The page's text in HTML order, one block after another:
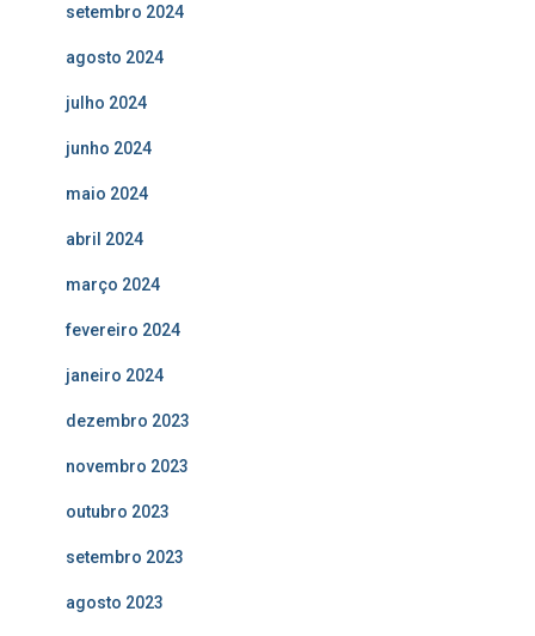
setembro 2024
agosto 2024
julho 2024
junho 2024
maio 2024
abril 2024
março 2024
fevereiro 2024
janeiro 2024
dezembro 2023
novembro 2023
outubro 2023
setembro 2023
agosto 2023